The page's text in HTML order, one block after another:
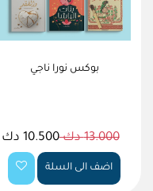
بوكس نورا ناجي
13.000 دك 10.500 دك
اضف الى السلة